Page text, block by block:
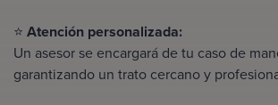
⭐ Atención personalizada:
Un asesor se encargará de tu caso de
garantizando un trato cercano y